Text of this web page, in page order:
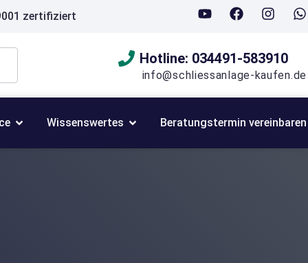
zertifiziert
Hotline: 034491-583910
info@schliessanlage-kaufen.de
Wissenswertes Beratungstermin vereinbaren